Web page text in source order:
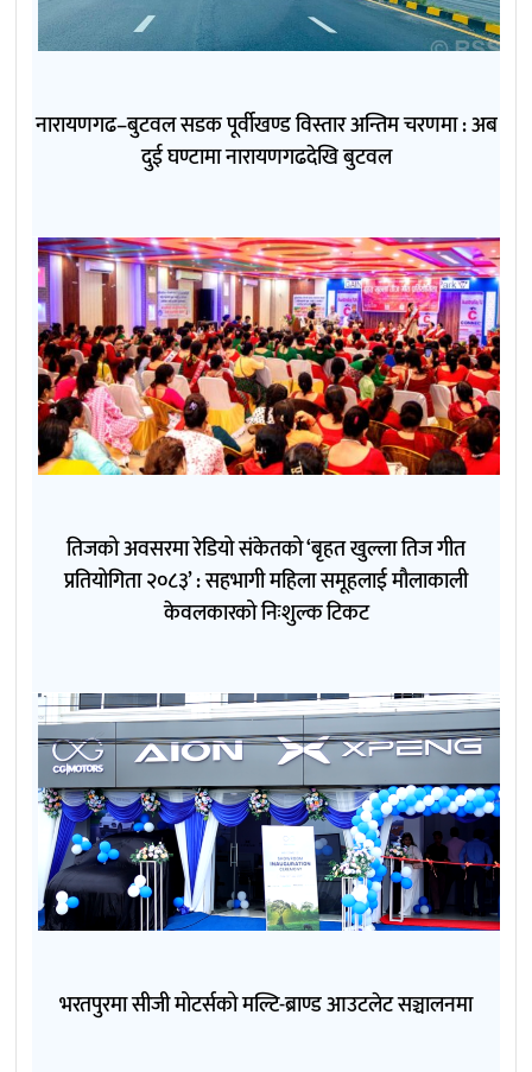
नारायणगढ–बुटवल सडक पूर्वीखण्ड विस्तार अन्तिम चरणमा : अब
दुई घण्टामा नारायणगढदेखि बुटवल
तिजको अवसरमा रेडियो संकेतको ‘बृहत खुल्ला तिज गीत
प्रतियोगिता २०८३’ : सहभागी महिला समूहलाई मौलाकाली
केवलकारको निःशुल्क टिकट
भरतपुरमा सीजी मोटर्सको मल्टि-ब्राण्ड आउटलेट सञ्चालनमा